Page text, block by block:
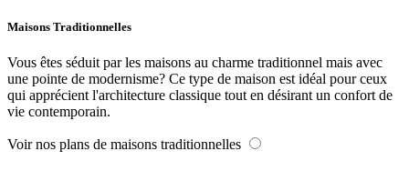
Maisons Traditionnelles
Vous êtes séduit par les maisons au charme traditionnel mais avec
une pointe de modernisme? Ce type de maison est idéal pour ceux
qui apprécient l'architecture classique tout en désirant un confort de
vie contemporain.
Voir nos plans de maisons traditionnelles